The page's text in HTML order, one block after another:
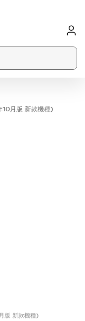
月版 新款機種)
版 新款機種)